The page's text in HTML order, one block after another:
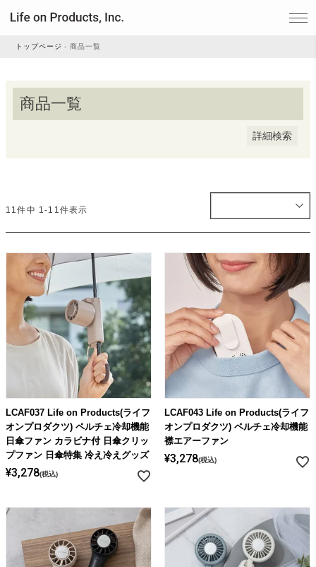
家電
デジタル雑貨
ライト・シーリングファン
アクセサリー・消耗品
アウトレット
トップページ 商品一覧
商品一覧
詳細検索
価格が安い順
優先度順
11件中 1-11件表示
LCAF037 Life on Products(ライフ
オンプロダクツ) ペルチェ冷却機能
日傘ファン カラビナ付 日傘クリッ
プファン 日傘特集 冷え冷えグッズ
¥3,278 税込
LCAF043 Life on Products(ライフ
オンプロダクツ) ペルチェ冷却機能
襟エアーファン
¥3,278 税込